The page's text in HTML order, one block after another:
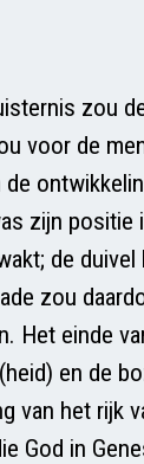
zou
voor de
zijn
de
zou
Het einde
en de
van het rijk
God in